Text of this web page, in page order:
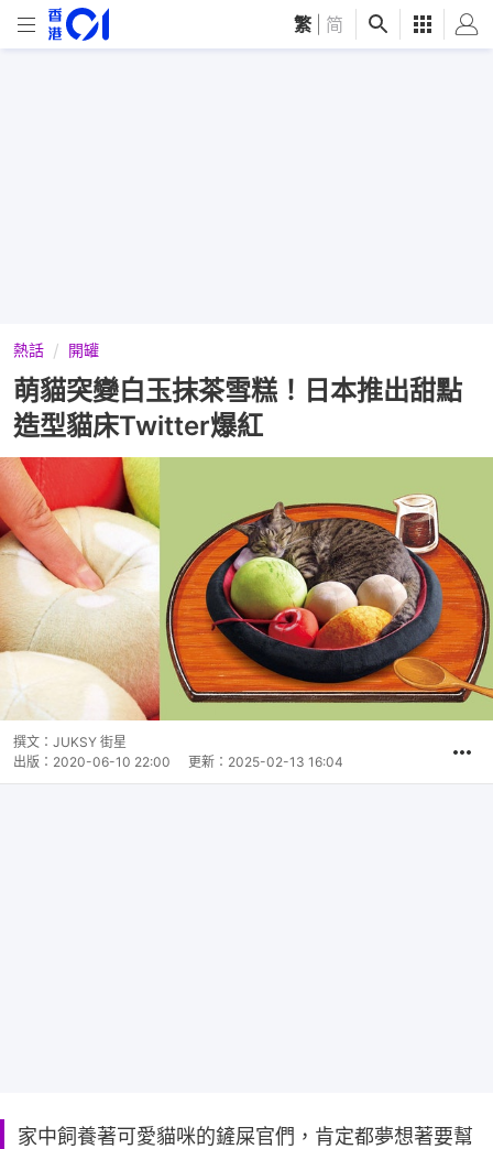
繁 简
熱話 開罐
萌貓突變白玉抹茶雪糕！日本推出甜點
造型貓床Twitter爆紅
撰文： JUKSY 街星
出版： 2020-06-10 22:00 更新： 2025-02-13 16:04
家中飼養著可愛貓咪的鏟屎官們，肯定都夢想著要幫